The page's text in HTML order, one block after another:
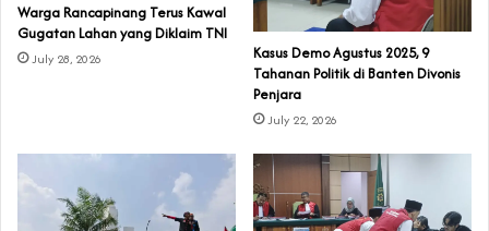
‎Warga Rancapinang Terus Kawal
Gugatan Lahan yang Diklaim TNI‎‎
July 28, 2026
‎Kasus Demo Agustus 2025, 9
Tahanan Politik di Banten Divonis
Penjara
July 22, 2026